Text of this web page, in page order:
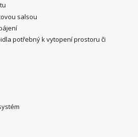
salsou
potřebný k vytopení prostoru či